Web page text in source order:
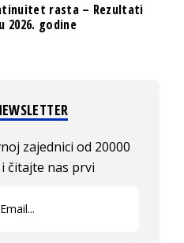
rasta – Rezultati
2026. godine
zajednici od 20000
čitajte nas prvi